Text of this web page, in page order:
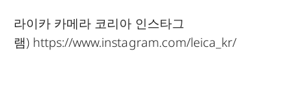
라이카 카메라 코리아 인스타그
램) https://www.instagram.com/leica_kr/